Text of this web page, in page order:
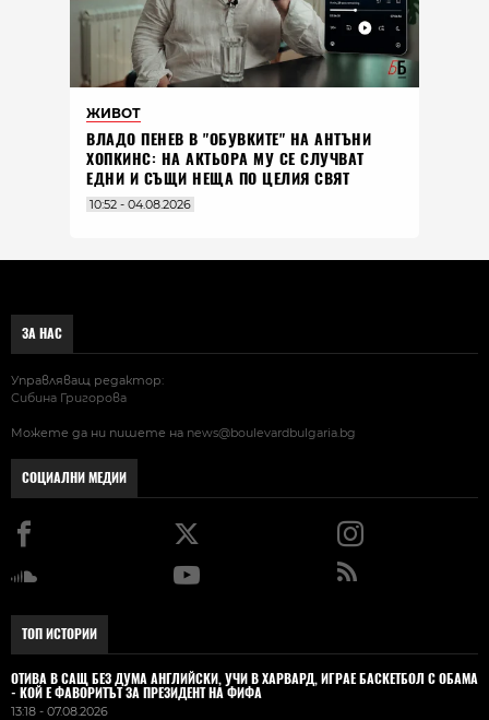
ЖИВОТ
ВЛАДO ПЕНЕВ В "ОБУВКИТЕ" НА АНТЪНИ
ХОПКИНС: НА АКТЬОРА МУ СЕ СЛУЧВАТ
ЕДНИ И СЪЩИ НЕЩА ПО ЦЕЛИЯ СВЯТ
10:52 - 04.08.2026
ЗА НАС
Управляващ редактор:
Сибина Григорова
Можете да ни пишете на news@boulevardbulgaria.bg
СОЦИАЛНИ МЕДИИ
ТОП ИСТОРИИ
ОТИВА В САЩ БЕЗ ДУМА АНГЛИЙСКИ, УЧИ В ХАРВАРД, ИГРАЕ БАСКЕТБОЛ С ОБАМА
- КОЙ Е ФАВОРИТЪТ ЗА ПРЕЗИДЕНТ НА ФИФА
13:18 - 07.08.2026